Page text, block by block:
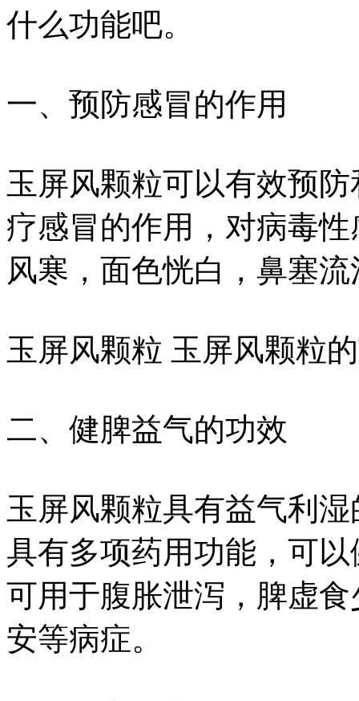
什么功能吧。
一、预防感冒的作用
玉屏风颗粒可以有效预
疗感冒的作用，对病毒
风寒，面色恍白，鼻塞
玉屏风颗粒 玉屏风颗粒
二、健脾益气的功效
玉屏风颗粒具有益气利
具有多项药用功能，可
可用于腹胀泄泻，脾虚
安等病症。